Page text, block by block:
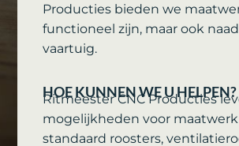
Producties bieden we
functioneel zijn, maar ook
vaartuig.
HOE KUNNEN WE U HELPEN?
Ritmeester CNC Producties
mogelijkheden voor
standaard roosters,